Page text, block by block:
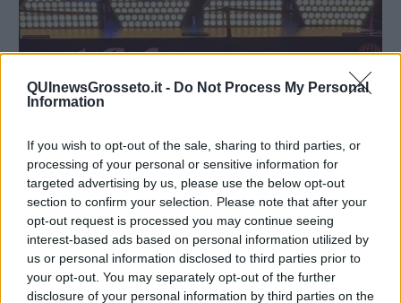
QUInewsGrosseto.it - Do Not Process My Personal
Information
If you wish to opt-out of the sale, sharing to third parties, or
processing of your personal or sensitive information for
targeted advertising by us, please use the below opt-out
section to confirm your selection. Please note that after your
opt-out request is processed you may continue seeing
interest-based ads based on personal information utilized by
us or personal information disclosed to third parties prior to
your opt-out. You may separately opt-out of the further
disclosure of your personal information by third parties on the
Dall’8° al 5° posto, in ordine della classifica:
8. VERGINE
L’anno 2025 sará un’anno molto migliore rispetto a quelli passati.
Nettuno, che é in aspetto difficile ai nativi dopo metá settembre, a
marzo si leverá dalla posizione poco piacevole. Saturno si sposterá
dall’opposizione con il tuo segno finalmente il 25 maggio, Giove
lascerá la quadratura con il tuo segno il 9 giugno, entrando nel